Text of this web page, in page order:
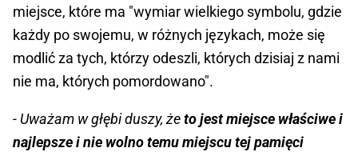
miejsce, które ma "wymiar wielkiego symbolu, gdzie
każdy po swojemu, w różnych językach, może się
modlić za tych, którzy odeszli, których dzisiaj z nami
nie ma, których pomordowano".
- Uważam w głębi duszy, żeto jest miejsce właściwe i
najlepsze i nie wolno temu miejscu tej pamięci